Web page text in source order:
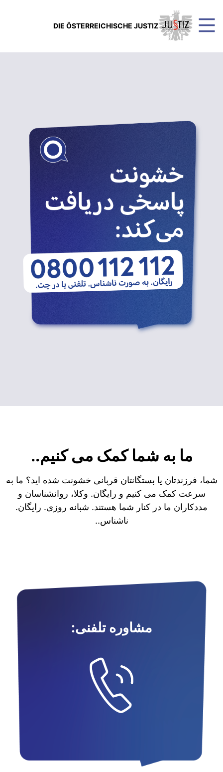
DIE ÖSTERREICHISCHE JUSTIZ
ما به شما کمک می کنیم..
شما، فرزندتان یا بستگانتان قربانی خشونت شده اید؟ ما به
سرعت کمک می کنیم و رایگان. وکلا، روانشناسان و
مددکاران ما در کنار شما هستند. شبانه روزی. رایگان.
ناشناس..
مشاوره تلفنی: